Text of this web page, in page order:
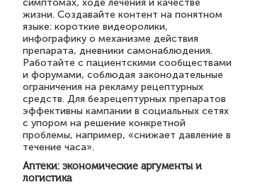
симптомах, ходе лечения и качестве
жизни. Создавайте контент на понятном
языке: короткие видеоролики,
инфографику о механизме действия
препарата, дневники самонаблюдения.
Работайте с пациентскими сообществами
и форумами, соблюдая законодательные
ограничения на рекламу рецептурных
средств. Для безрецептурных препаратов
эффективны кампании в социальных сетях
с упором на решение конкретной
проблемы, например, «снижает давление в
течение часа».
Аптеки: экономические аргументы и
логистика